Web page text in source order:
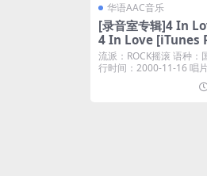
华语AAC音乐
[录音室专辑]4 In
4 In Love [iTunes
M4A]
流派：ROCK摇滚 语种：
行时间：2000-11-16 唱